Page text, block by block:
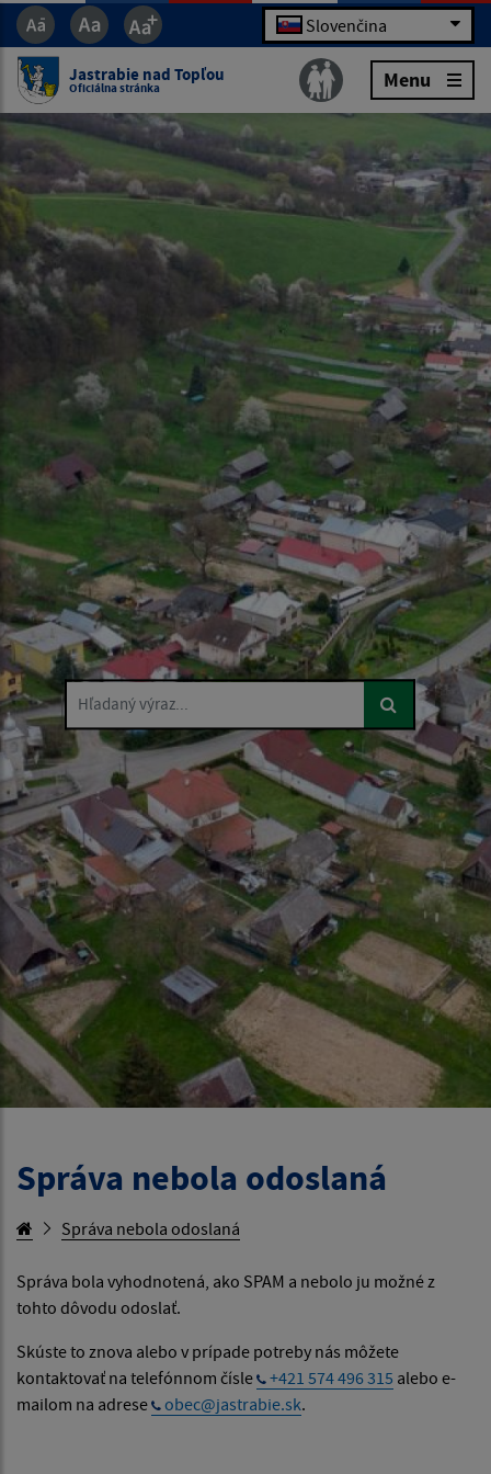
Slovenčina
Jastrabie nad Topľou
Oficiálna stránka Menu
Hľadaný výraz...
Správa nebola odoslaná
Správa nebola odoslaná
Správa bola vyhodnotená, ako SPAM a nebolo ju možné z
tohto dôvodu odoslať.
Skúste to znova alebo v prípade potreby nás môžete
kontaktovať na telefónnom čísle
+421 574 496 315 alebo e-
mailom na adrese
obec@jastrabie.sk.